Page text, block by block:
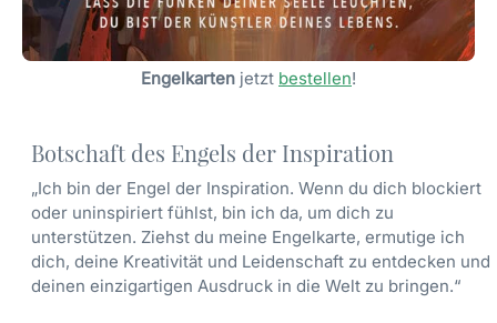
Engelkarten jetzt bestellen!
Botschaft des Engels der Inspiration
„Ich bin der Engel der Inspiration. Wenn du dich blockiert
oder uninspiriert fühlst, bin ich da, um dich zu
unterstützen. Ziehst du meine Engelkarte, ermutige ich
dich, deine Kreativität und Leidenschaft zu entdecken und
deinen einzigartigen Ausdruck in die Welt zu bringen.“